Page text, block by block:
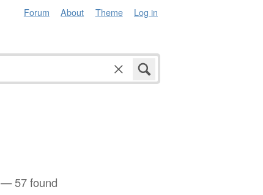
Forum About Theme Log in
— 57 found